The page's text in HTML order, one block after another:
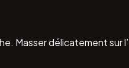
Masser délicatement sur